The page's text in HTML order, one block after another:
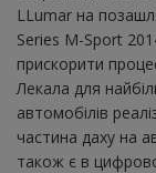
LLumar на
Series M-Sport
прискорити
Лекала для
автомобілів
частина даху на
також є в